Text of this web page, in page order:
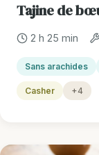
Tajine de
2 h 25 min
Sans arachides
Casher +4